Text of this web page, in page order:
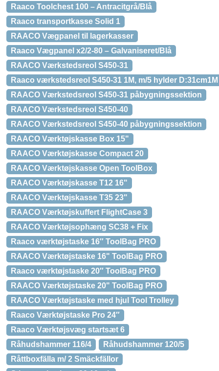
Raaco Toolchest 100 – Antracitgrå/Blå
Raaco transportkasse Solid 1
RAACO Vægpanel til lagerkasser
Raaco Vægpanel x2/2-80 – Galvaniseret/Blå
RAACO Værkstedsreol S450-31
Raaco værkstedsreol S450-31 1M, m/5 hylder D:31cm1M
RAACO Værkstedsreol S450-31 påbygningssektion
RAACO Værkstedsreol S450-40
RAACO Værkstedsreol S450-40 påbygningssektion
RAACO Værktøjskasse Box 15"
RAACO Værktøjskasse Compact 20
RAACO Værktøjskasse Open ToolBox
RAACO Værktøjskasse T12 16"
RAACO Værktøjskasse T35 23"
RAACO Værktøjskuffert FlightCase 3
RAACO Værktøjsophæng SC38 + Fix
Raaco værktøjstaske 16″ ToolBag PRO
RAACO Værktøjstaske 16" ToolBag PRO
Raaco værktøjstaske 20″ ToolBag PRO
RAACO Værktøjstaske 20" ToolBag PRO
RAACO Værktøjstaske med hjul Tool Trolley
Raaco Værktøjstaske Pro 24″
Raaco Værktøjsvæg startsæt 6
Råhudshammer 116/4
Råhudshammer 120/5
Råttboxfälla m/ 2 Smäckfällor